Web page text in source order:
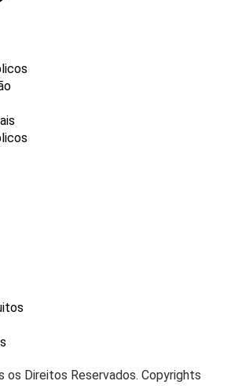
os Direitos Reservados. Copyrights